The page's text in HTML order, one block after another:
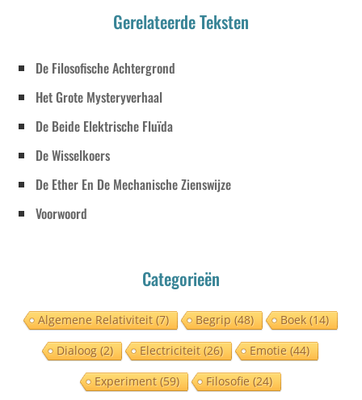
Gerelateerde Teksten
De Filosofische Achtergrond
Het Grote Mysteryverhaal
De Beide Elektrische Fluïda
De Wisselkoers
De Ether En De Mechanische Zienswijze
Voorwoord
Categorieën
Algemene Relativiteit(7) Begrip(48) Boek(14)
Dialoog(2) Electriciteit(26) Emotie (44)
Experiment(59) Filosofie(24)